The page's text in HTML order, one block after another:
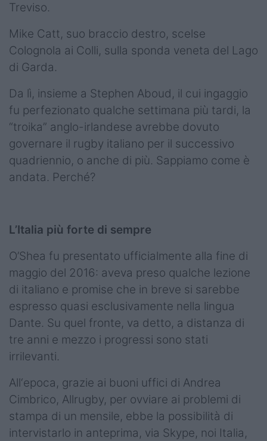
Treviso.
Mike Catt, suo braccio destro, scelse
Colognola ai Colli, sulla sponda veneta del Lago
di Garda.
Da lì, insieme a Stephen Aboud, il cui ingaggio
fu perfezionato qualche settimana più tardi, la
“troika” anglo-irlandese avrebbe dovuto
governare il rugby italiano per il successivo
quadriennio, o anche di più. Sappiamo come è
andata. Perché?
L’Italia più forte di sempre
O’Shea fu presentato ufficialmente alla fine di
maggio del 2016: aveva preso qualche lezione
di italiano e promise che in breve si sarebbe
espresso quasi esclusivamente nella lingua
Dante. Su quel fronte, va detto, a distanza di
tre anni e mezzo i progressi sono stati
irrilevanti.
All‘epoca, grazie ai buoni uffici di Andrea
Cimbrico, Allrugby, per ovviare ai problemi di
stampa di un mensile, ebbe la possibilità di
intervistarlo in anteprima, via Skype, noi Italia,